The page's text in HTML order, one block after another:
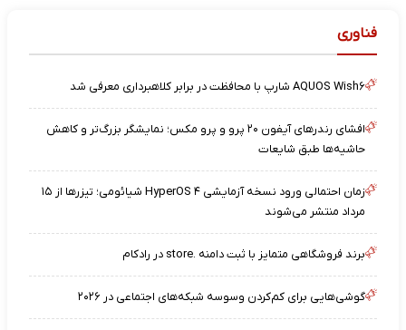
فناوری
AQUOS Wish۶ شارپ با محافظت در برابر کلاهبرداری معرفی شد
افشای رندرهای آیفون ۲۰ پرو و پرو مکس؛ نمایشگر بزرگ‌تر و کاهش
حاشیه‌ها طبق شایعات
زمان احتمالی ورود نسخه آزمایشی HyperOS ۴ شیائومی؛ تیزرها از ۱۵
مرداد منتشر می‌شوند
برند فروشگاهی متمایز با ثبت دامنه .store در رادکام
گوشی‌هایی برای کم‌کردن وسوسه شبکه‌های اجتماعی در ۲۰۲۶